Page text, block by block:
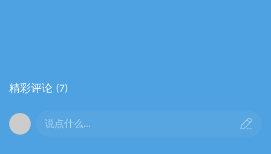
精彩评论 (7)
说点什么...